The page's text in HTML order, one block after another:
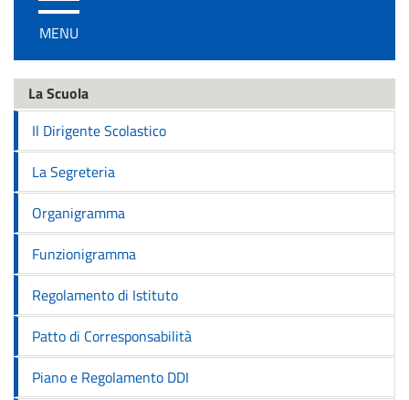
/
disattiva
navigazione
MENU
La Scuola
Il Dirigente Scolastico
La Segreteria
Organigramma
Funzionigramma
Regolamento di Istituto
Patto di Corresponsabilità
Piano e Regolamento DDI